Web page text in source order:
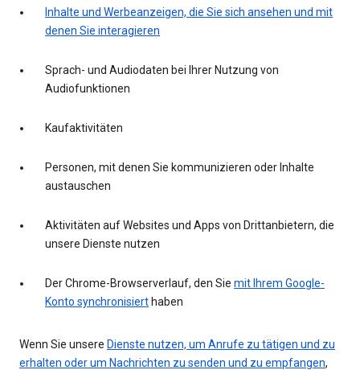
Inhalte und Werbeanzeigen, die Sie sich ansehen und mit
denen Sie interagieren
Sprach- und Audiodaten bei Ihrer Nutzung von
Audiofunktionen
Kaufaktivitäten
Personen, mit denen Sie kommunizieren oder Inhalte
austauschen
Aktivitäten auf Websites und Apps von Drittanbietern, die
unsere Dienste nutzen
Der Chrome-Browserverlauf, den Sie mit Ihrem Google-
Konto synchronisiert haben
Wenn Sie unsere Dienste nutzen, um Anrufe zu tätigen und zu
erhalten oder um Nachrichten zu senden und zu empfangen,